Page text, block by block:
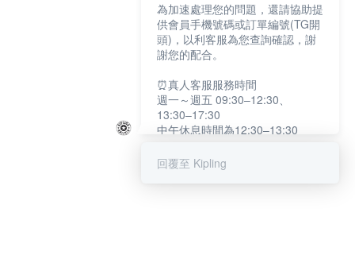
為加速處理您的問題，還請協助提
供會員手機號碼或訂單編號(TG開
頭)，以利客服為您查詢確認，謝
謝您的配合。
⏰真人客服服務時間
週一～週五 09:30–12:30、
13:30–17:30
中午休息時間為12:30–13:30
提醒您：系統會自動已讀訊息，如
回覆至 Kipling